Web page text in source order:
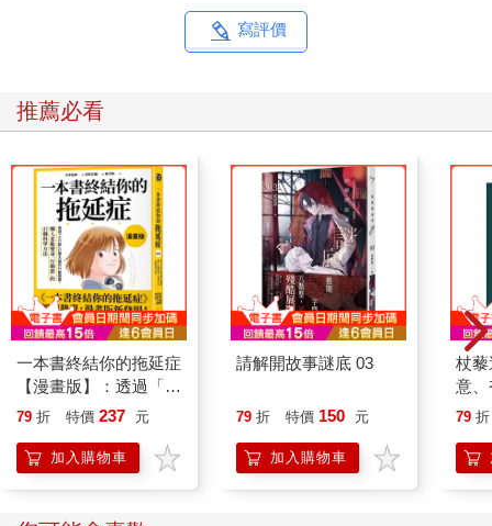
寫評價
推薦必看
一本書終結你的拖延症
【漫畫版】：透過「小
行動」打開大腦的行動
「行動派」的37個科
學方法
79 折 特價 237 元
加入購物車
請解開故事謎底 03
79 折 特價 150 元
加入購物車
杖
意
恭
79 折